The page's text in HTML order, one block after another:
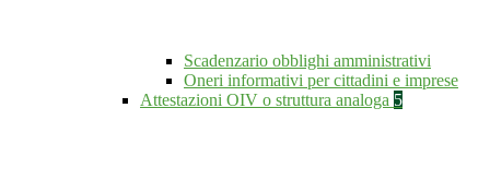
Scadenzario obblighi amministrativi
Oneri informativi per cittadini e imprese
Attestazioni OIV o struttura analoga 5